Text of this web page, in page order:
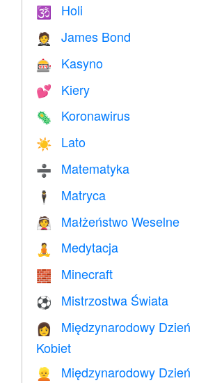
🕉 Holi
🤵 James Bond
🎰 Kasyno
💕 Kiery
🦠 Koronawirus
☀️ Lato
➗ Matematyka
🕴️ Matryca
👰 Małżeństwo Weselne
🧘 Medytacja
🧱 Minecraft
⚽ Mistrzostwa Świata
👩
Międzynarodowy Dzień
Kobiet
👱
Międzynarodowy Dzień